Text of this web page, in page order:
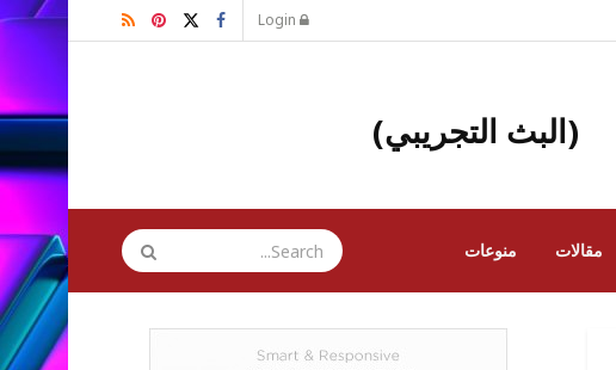
(البث التجريبي)
مقالات منوعات